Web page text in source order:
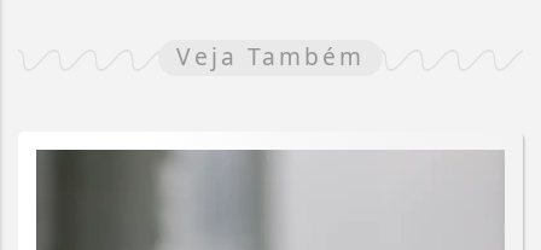
Veja Também